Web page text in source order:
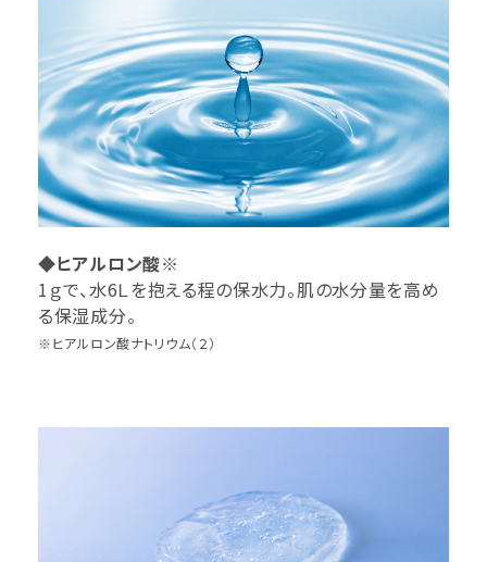
◆ヒアルロン酸※
1ｇで、水6Ｌを抱える程の保水力。肌の水分量を高め
る保湿成分。
※ヒアルロン酸ナトリウム（２）